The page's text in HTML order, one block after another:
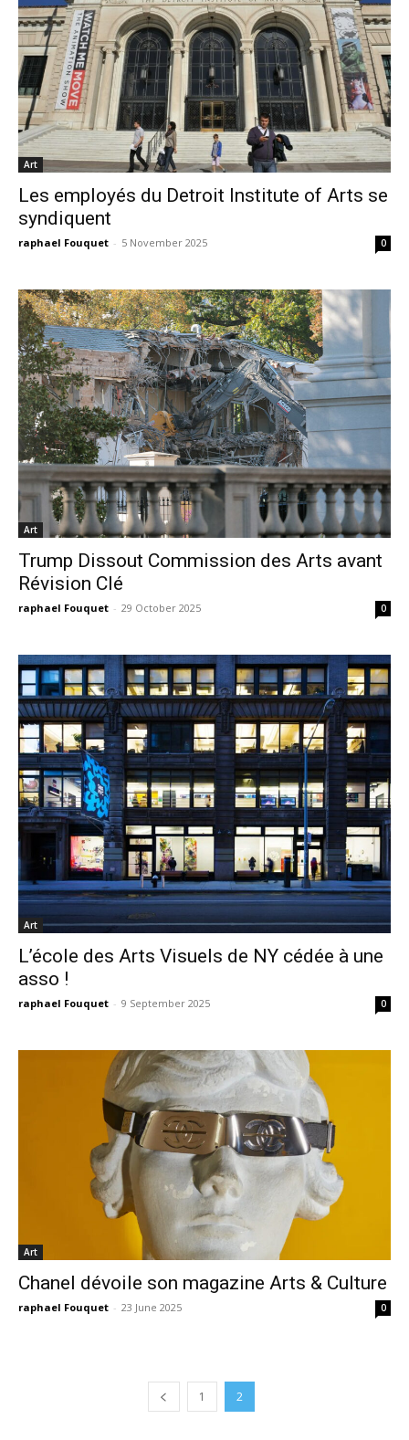
Art
Les employés du Detroit Institute of Arts se
syndiquent
raphael Fouquet - 5 November 2025 0
Art
Trump Dissout Commission des Arts avant
Révision Clé
raphael Fouquet - 29 October 2025 0
Art
L’école des Arts Visuels de NY cédée à une
asso !
raphael Fouquet - 9 September 2025 0
Art
Chanel dévoile son magazine Arts & Culture
raphael Fouquet - 23 June 2025 0
1 2